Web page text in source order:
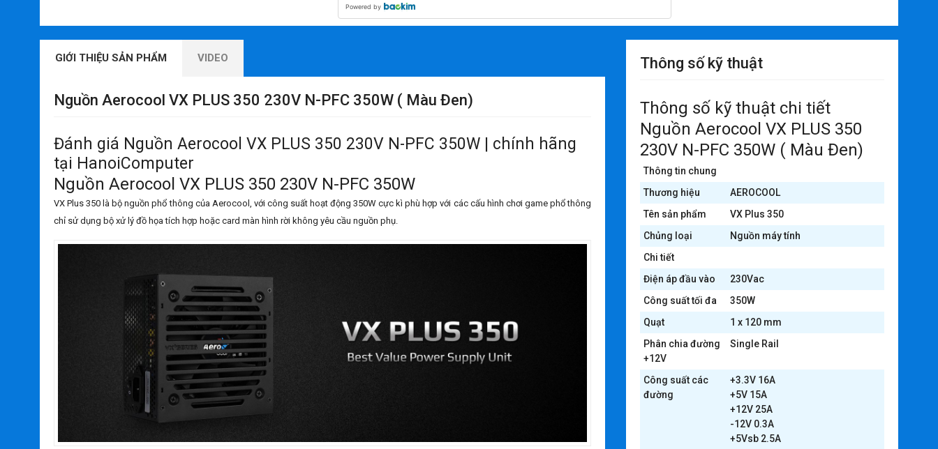
Powered by
GIỚI THIỆU SẢN PHẨM VIDEO
Nguồn Aerocool VX PLUS 350 230V N-PFC 350W ( Màu Đen)
Đánh giá Nguồn Aerocool VX PLUS 350 230V N-PFC 350W | chính hãng
tại HanoiComputer
Nguồn Aerocool VX PLUS 350 230V N-PFC 350W
VX Plus 350 là bộ nguồn phổ thông của Aerocool, với công suất hoạt động 350W cực kì phù hợp với các cấu hình chơi game phổ thông
chỉ sử dụng bộ xử lý đồ họa tích hợp hoặc card màn hình rời không yêu cầu nguồn phụ.
Thông số kỹ thuật
Thông số kỹ thuật chi tiết
Nguồn Aerocool VX PLUS 350
230V N-PFC 350W ( Màu Đen)
Thông tin chung
Thương hiệu
AEROCOOL
Tên sản phẩm
VX Plus 350
Chủng loại
Nguồn máy tính
Chi tiết
Điện áp đầu vào
230Vac
Công suất tối đa
350W
Quạt
1 x 120 mm
Phân chia đường
+12V
Single Rail
Công suất các
đường
+3.3V 16A
+5V 15A
+12V 25A
-12V 0.3A
+5Vsb 2.5A